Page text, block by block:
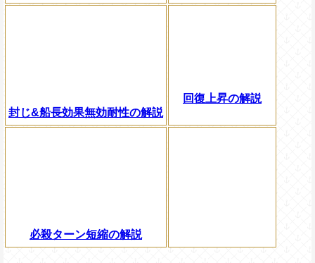
封じ&船長効果無効耐性の解説
回復上昇の解説
必殺ターン短縮の解説